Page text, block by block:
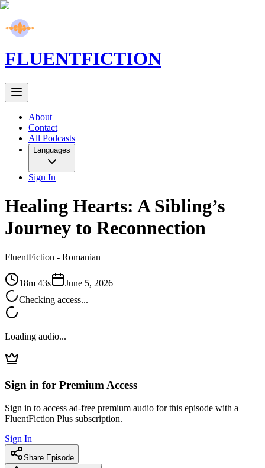
FLUENTFICTION
About
Contact
All Podcasts
Languages
Sign In
Healing Hearts: A Sibling’s
Journey to Reconnection
FluentFiction - Romanian
18m 43s
June 5, 2026
Checking access...
Loading audio...
Sign in for Premium Access
Sign in to access ad-free premium audio for this episode with a
FluentFiction Plus subscription.
Sign In
Share Episode